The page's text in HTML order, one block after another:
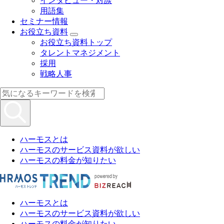
用語集
セミナー情報
お役立ち資料
お役立ち資料トップ
タレントマネジメント
採用
戦略人事
ハーモスとは
ハーモスのサービス資料が欲しい
ハーモスの料金が知りたい
ハーモスとは
ハーモスのサービス資料が欲しい